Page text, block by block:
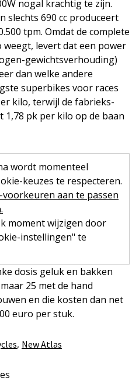
nogal krachtig te zijn.
slechts 690 cc produceert
tpm. Omdat de complete
levert dat een power
gewichtsverhouding)
dan welke andere
superbikes voor races
kilo, terwijl de fabrieks-
1,78 pk per kilo op de baan
wordt momenteel
keuzes te respecteren.
aan te passen
moment wijzigen door
instellingen" te
dosis geluk en bakken
25 met de hand
en die kosten dan net
euro per stuk.
, New Atlas